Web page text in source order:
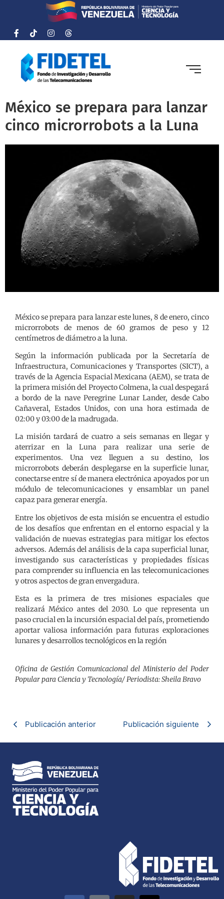
México se prepara para lanzar
cinco microrrobots a la Luna
México se prepara para lanzar este lunes, 8 de enero, cinco
microrrobots de menos de 60 gramos de peso y 12
centímetros de diámetro a la luna.
Según la información publicada por la Secretaría de
Infraestructura, Comunicaciones y Transportes (SICT), a
través de la Agencia Espacial Mexicana (AEM), se trata de
la primera misión del Proyecto Colmena, la cual despegará
a bordo de la nave Peregrine Lunar Lander, desde Cabo
Cañaveral, Estados Unidos, con una hora estimada de
02:00 y 03:00 de la madrugada.
La misión tardará de cuatro a seis semanas en llegar y
aterrizar en la Luna para realizar una serie de
experimentos. Una vez lleguen a su destino, los
microrrobots deberán desplegarse en la superficie lunar,
conectarse entre sí de manera electrónica apoyados por un
módulo de telecomunicaciones y ensamblar un panel
capaz para generar energía.
Entre los objetivos de esta misión se encuentra el estudio
de los desafíos que enfrentan en el entorno espacial y la
validación de nuevas estrategias para mitigar los efectos
adversos. Además del análisis de la capa superficial lunar,
investigando sus características y propiedades físicas
para comprender su influencia en las telecomunicaciones
y otros aspectos de gran envergadura.
Esta es la primera de tres misiones espaciales que
realizará México antes del 2030. Lo que representa un
paso crucial en la incursión espacial del país, prometiendo
aportar valiosa información para futuras exploraciones
lunares y desarrollos tecnológicos en la región
Oficina de Gestión Comunicacional del Ministerio del Poder
Popular para Ciencia y Tecnología/ Periodista: Sheila Bravo
Publicación anterior Publicación siguiente